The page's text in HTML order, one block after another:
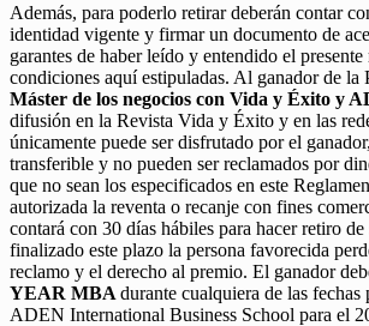
Además, para poderlo retirar deberán contar
identidad vigente y firmar un documento de
garantes de haber leído y entendido el
condiciones aquí estipuladas. Al ganador de
Máster de los negocios con Vida y Éxito y
difusión en la Revista Vida y Éxito y en las
únicamente puede ser disfrutado por el
transferible y no pueden ser reclamados por
que no sean los especificados en este
autorizada la reventa o recanje con fines
contará con 30 días hábiles para hacer retiro
finalizado este plazo la persona favorecida
reclamo y el derecho al premio. El ganador
YEAR MBA durante cualquiera de las fechas
ADEN International Business School para el